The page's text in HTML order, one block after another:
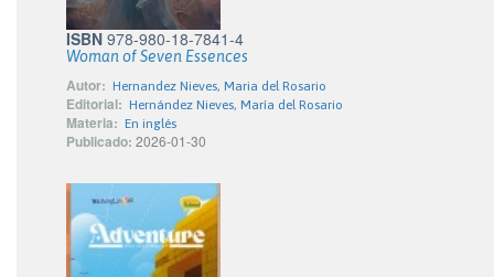
ISBN 978-980-18-7841-4
Woman of Seven Essences
Autor: Hernandez Nieves, Maria del Rosario
Editorial: Hernández Nieves, María del Rosario
Materia: En inglés
Publicado: 2026-01-30